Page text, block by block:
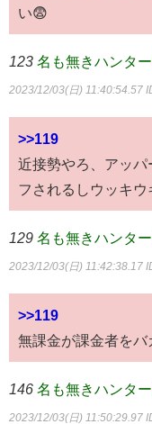
い😨
123 名も無きハンタ
2023/12/03(日) 11:40:54.57
>>119
近接勢やろ、アッ
フされるしウッキウ
129 名も無きハンタ
2023/12/03(日) 11:42:38.17
>>119
無課金が課金者をバ
146 名も無きハンタ
2023/12/03(日) 11:50:29.97